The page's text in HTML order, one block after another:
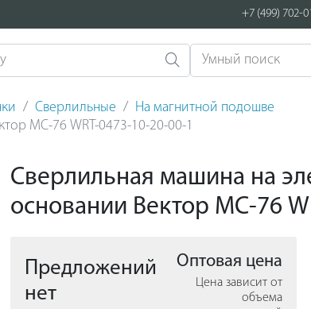
+7 (499) 702-
Сверлильные
На магнитной подошве
МС-76 WRT-0473-10-20-00-1
Сверлильная машина на
основании Вектор МС-76
Предложений
нет
Оптовая цена
Цена зависит от
объема